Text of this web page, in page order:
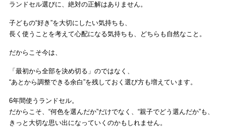
ランドセル選びに、絶対の正解はありません。
子どもの“好き”を大切にしたい気持ちも、
長く使うことを考えて心配になる気持ちも、どちらも自然なこと。
だからこそ今は、
「最初から全部を決め切る」のではなく、
“あとから調整できる余白”を残しておく選び方も増えています。
6年間使うランドセル。
だからこそ、“何色を選んだか”だけでなく、“親子でどう選んだか”も、
きっと大切な思い出になっていくのかもしれません。